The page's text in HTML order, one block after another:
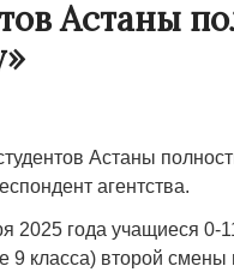
Астаны
Астаны
агентства.
2025 года учащиеся 0-
9 класса) второй смены
Жанаозене. «Новый